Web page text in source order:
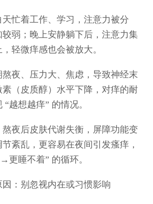
忙着工作、学习，注意力被分
弱；晚上安静躺下后，注意力集
轻微痒感也会被放大。
夜、压力大、焦虑，导致神经末
（皮质醇）水平下降，对痒的耐
越想越痒” 的情况。
熬夜后皮肤代谢失衡，屏障功能变
紊乱，更容易在夜间引发瘙痒，
睡不着” 的循环。
因：别忽视内在或习惯影响